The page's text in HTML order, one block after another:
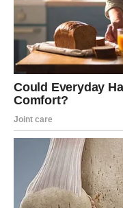
Zvijezde vam
maksimalno
Pred vama su dani
trenutaka koji bi mogli
Naredna sedmica za
tokom kojeg biste
donosi ono što ste